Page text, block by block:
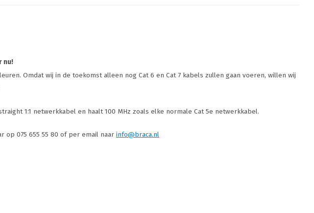
nu!
Omdat wij in de toekomst alleen nog Cat 6 en Cat 7 kabels zullen gaan voeren, willen wij
1:1 netwerkkabel en haalt 100 MHz zoals elke normale Cat 5e netwerkkabel.
op 075 655 55 80 of per email naar info@braca.nl